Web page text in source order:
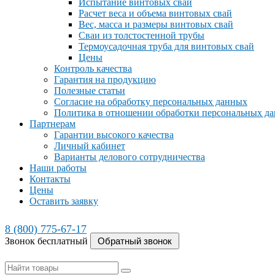
Испытание винтовых свай
Расчет веса и объема винтовых свай
Вес, масса и размеры винтовых свай
Сваи из толстостенной трубы
Термоусадочная труба для винтовых свай
Цены
Контроль качества
Гарантия на продукцию
Полезные статьи
Согласие на обработку персональных данных
Политика в отношении обработки персональных
Партнерам
Гарантии высокого качества
Личный кабинет
Варианты делового сотрудничества
Наши работы
Контакты
Цены
Оставить заявку
8 (800) 775-67-17
Звонок бесплатный